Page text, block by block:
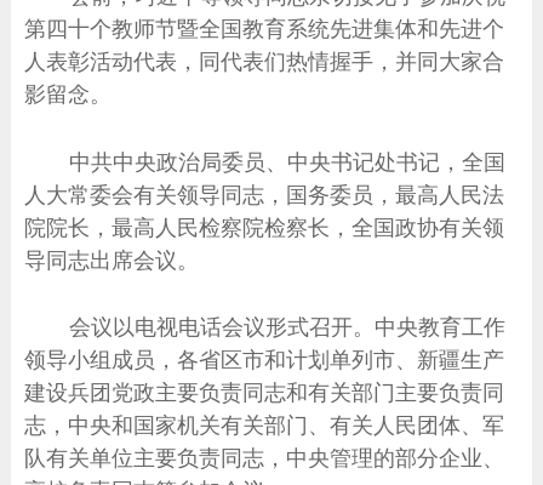
第四十个教师节暨全国教育系统先进集体和先进个
人表彰活动代表，同代表们热情握手，并同大家合
影留念。
中共中央政治局委员、中央书记处书记，全国
人大常委会有关领导同志，国务委员，最高人民法
院院长，最高人民检察院检察长，全国政协有关领
导同志出席会议。
会议以电视电话会议形式召开。中央教育工作
领导小组成员，各省区市和计划单列市、新疆生产
建设兵团党政主要负责同志和有关部门主要负责同
志，中央和国家机关有关部门、有关人民团体、军
队有关单位主要负责同志，中央管理的部分企业、